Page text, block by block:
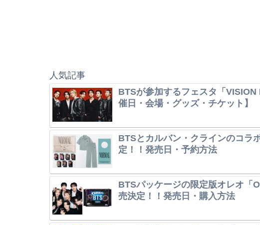
人気記事
BTSが参加するフェスタ「
催日・会場・グッズ・チケット】
BTSとカルバン・クラインのコラ
定！！発売日・予約方法
BTSパッケージの限定版オレオ「
売決定！！発売日・購入方法